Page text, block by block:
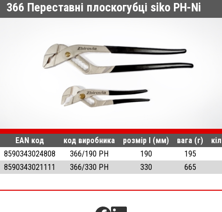
366 Переставні плоскогубці siko PH-Ni
EAN код код виробника розмір l (мм) вага (г)
8590343024808
366/190 PH 190
195
8590343021111
366/330 PH 330 665